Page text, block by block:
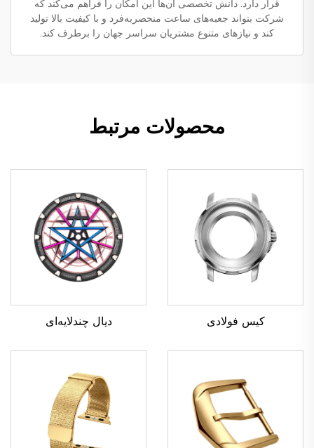
قرار دارد. دانش تخصصی آن‌ها این امکان را فراهم می‌کند که
شرکت بتواند جعبه‌های ساعت منحصربه‌فرد و با کیفیت بالا تولید
کند و نیازهای متنوع مشتریان سراسر جهان را برطرف کند.
محصولات مرتبط
کیس فولادی دیال چندلایه‌ای